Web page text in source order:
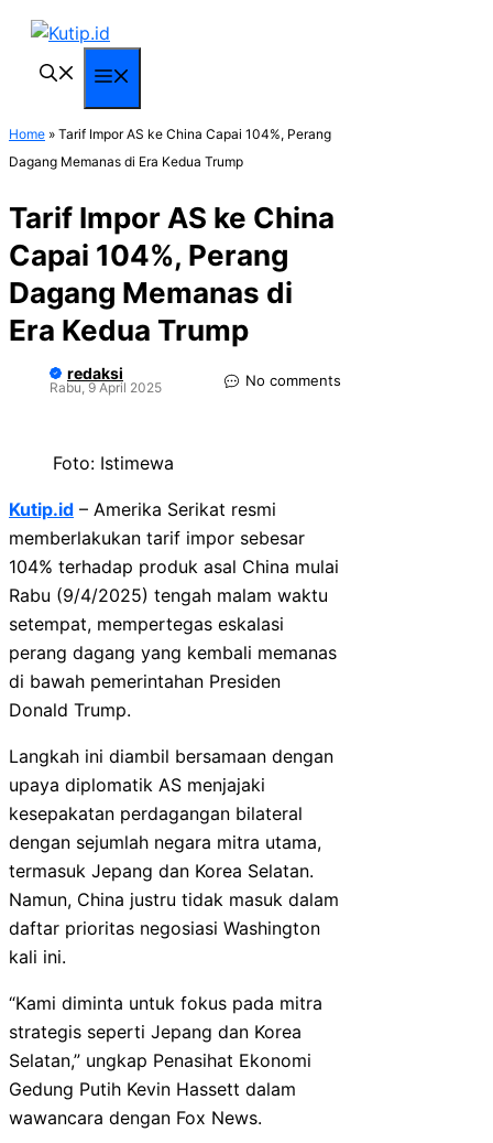
Langsung
Home » Tarif Impor AS ke China Capai 104%, Perang
Dagang Memanas di Era Kedua Trump
Tarif Impor AS ke China
Capai 104%, Perang
Dagang Memanas di
Era Kedua Trump
redaksi
Rabu, 9 April 2025 No comments
Foto: Istimewa
Kutip.id – Amerika Serikat resmi
memberlakukan tarif impor sebesar
104% terhadap produk asal China mulai
Rabu (9/4/2025) tengah malam waktu
setempat, mempertegas eskalasi
perang dagang yang kembali memanas
di bawah pemerintahan Presiden
Donald Trump.
Langkah ini diambil bersamaan dengan
upaya diplomatik AS menjajaki
kesepakatan perdagangan bilateral
dengan sejumlah negara mitra utama,
termasuk Jepang dan Korea Selatan.
Namun, China justru tidak masuk dalam
daftar prioritas negosiasi Washington
kali ini.
“Kami diminta untuk fokus pada mitra
strategis seperti Jepang dan Korea
Selatan,” ungkap Penasihat Ekonomi
Gedung Putih Kevin Hassett dalam
wawancara dengan Fox News.